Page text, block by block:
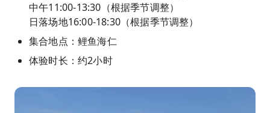
中午11:00-13:30（根据季节调整）
日落场地16:00-18:30（根据季节调整）
集合地点：鲤鱼海仁
体验时长：约2小时